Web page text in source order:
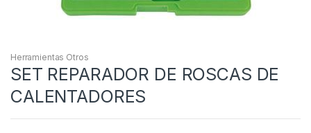
Herramientas Otros
SET REPARADOR DE ROSCAS DE
CALENTADORES